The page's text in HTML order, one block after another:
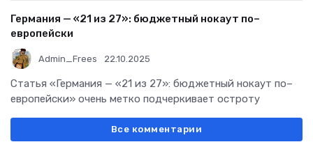
Германия — «21 из 27»: бюджетный нокаут по–
европейски
Admin_Frees 22.10.2025
Статья «Германия — «21 из 27»: бюджетный нокаут по–
европейски» очень метко подчеркивает остроту
Все комментарии